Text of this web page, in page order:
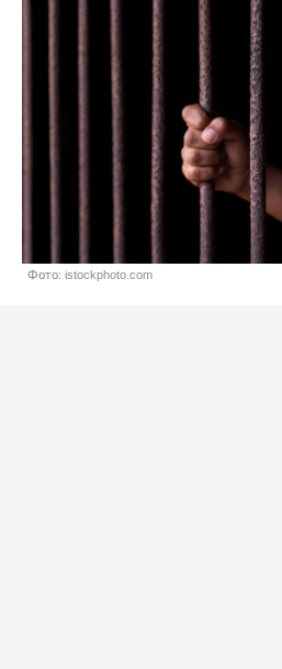
Фото: istockphoto.com